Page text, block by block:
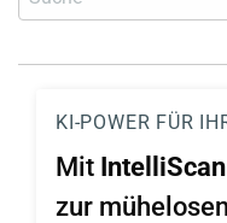
KI-POWER FÜR
Mit IntelliScan
zur